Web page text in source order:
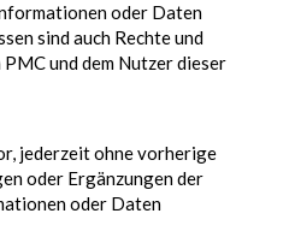
oder Daten
sind auch Rechte und
und dem Nutzer dieser
jederzeit ohne vorherige
oder Ergänzungen der
oder Daten